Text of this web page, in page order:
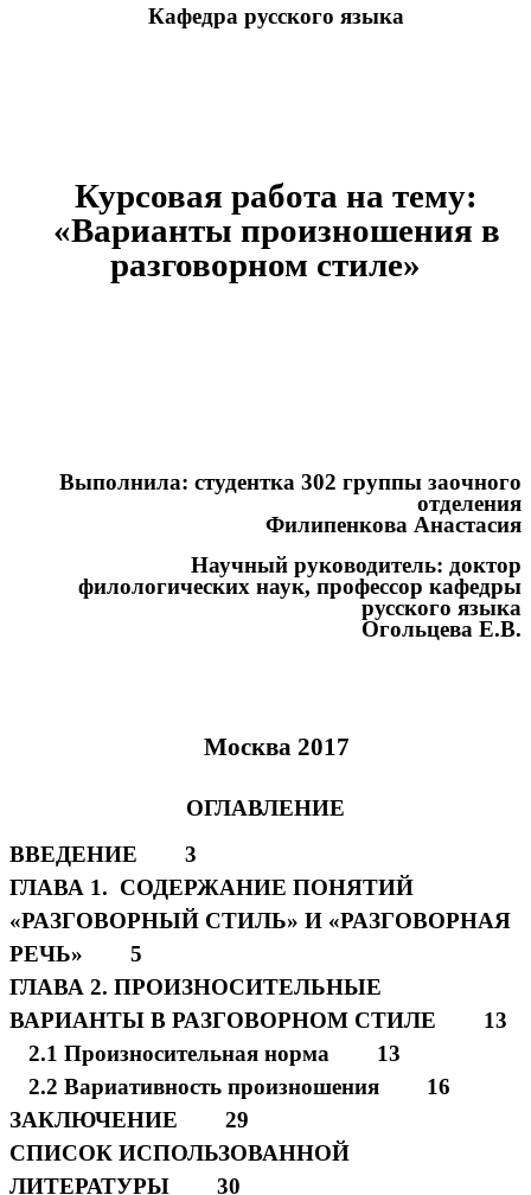
Кафедра русского языка
Курсовая работа на тему:
«Варианты произношения в
разговорном стиле»
Выполнила: студентка 302 группы заочного
отделения
Филипенкова Анастасия
Научный руководитель: доктор
филологических наук, профессор кафедры
русского языка
Огольцева Е.В.
Москва 2017
ОГЛАВЛЕНИЕ
ВВЕДЕНИЕ 3
ГЛАВА 1. СОДЕРЖАНИЕ ПОНЯТИЙ
«РАЗГОВОРНЫЙ СТИЛЬ» И «РАЗГОВОРНАЯ
РЕЧЬ» 5
ГЛАВА 2. ПРОИЗНОСИТЕЛЬНЫЕ
ВАРИАНТЫ В РАЗГОВОРНОМ СТИЛЕ 13
2.1 Произносительная норма 13
2.2 Вариативность произношения 16
ЗАКЛЮЧЕНИЕ 29
СПИСОК ИСПОЛЬЗОВАННОЙ
ЛИТЕРАТУРЫ 30